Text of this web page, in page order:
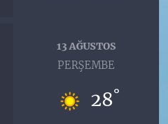
13 AĞUSTOS
PERŞEMBE
28°